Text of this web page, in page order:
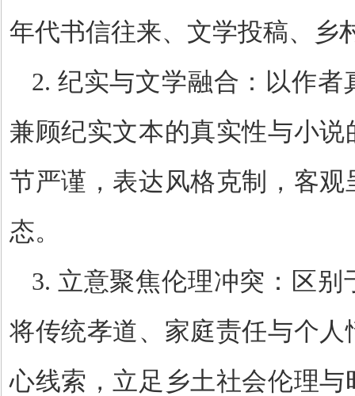
年代书信往来、文学投稿、乡
2. 纪实与文学融合：以作者
兼顾纪实文本的真实性与小
节严谨，表达风格克制，客
态。
3. 立意聚焦伦理冲突：区
将传统孝道、家庭责任与个
心线索，立足乡土社会伦理